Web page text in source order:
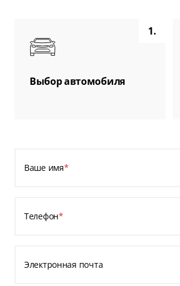
1.
Выбор автомобиля
Ваше имя*
Телефон*
Электронная почта